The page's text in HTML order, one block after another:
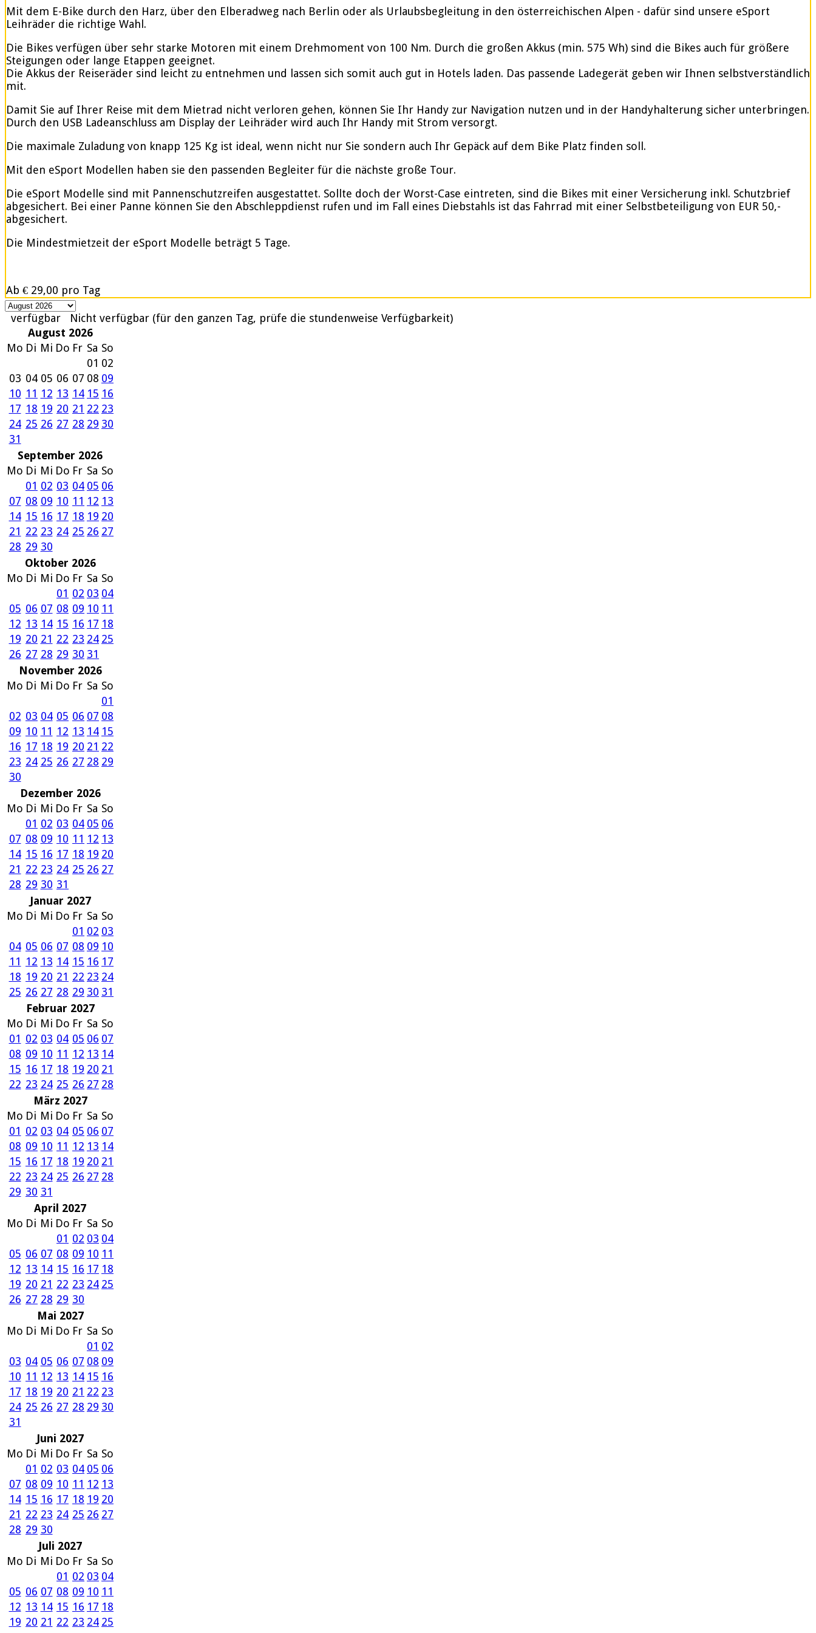
Mit dem E-Bike durch den Harz, über den Elberadweg nach Berlin oder als Urlaubsbegleitung in den österreichischen Alpen - dafür sind unsere eSport
Leihräder die richtige Wahl.
Die Bikes verfügen über sehr starke Motoren mit einem Drehmoment von 100 Nm. Durch die großen Akkus (min. 575 Wh) sind die Bikes auch für größere
Steigungen oder lange Etappen geeignet.
Die Akkus der Reiseräder sind leicht zu entnehmen und lassen sich somit auch gut in Hotels laden. Das passende Ladegerät geben wir Ihnen selbstverständlich
mit.
Damit Sie auf Ihrer Reise mit dem Mietrad nicht verloren gehen, können Sie Ihr Handy zur Navigation nutzen und in der Handyhalterung sicher unterbringen.
Durch den USB Ladeanschluss am Display der Leihräder wird auch Ihr Handy mit Strom versorgt.
Die maximale Zuladung von knapp 125 Kg ist ideal, wenn nicht nur Sie sondern auch Ihr Gepäck auf dem Bike Platz finden soll.
Mit den eSport Modellen haben sie den passenden Begleiter für die nächste große Tour.
Die eSport Modelle sind mit Pannenschutzreifen ausgestattet. Sollte doch der Worst-Case eintreten, sind die Bikes mit einer Versicherung inkl. Schutzbrief
abgesichert. Bei einer Panne können Sie den Abschleppdienst rufen und im Fall eines Diebstahls ist das Fahrrad mit einer Selbstbeteiligung von EUR 50,-
abgesichert.
Die Mindestmietzeit der eSport Modelle beträgt 5 Tage.
Ab € 29,00 pro Tag
verfügbar
Nicht verfügbar (für den ganzen Tag, prüfe die stundenweise Verfügbarkeit)
August 2026
Mo Di Mi Do Fr Sa So
01 02
03 04 05 06 07 08 09
10 11 12 13 14 15 16
17 18 19 20 21 22 23
24 25 26 27 28 29 30
31
September 2026
Mo Di Mi Do Fr Sa So
01 02 03 04 05 06
07 08 09 10 11 12 13
14 15 16 17 18 19 20
21 22 23 24 25 26 27
28 29 30
Oktober 2026
Mo Di Mi Do Fr Sa So
01 02 03 04
05 06 07 08 09 10 11
12 13 14 15 16 17 18
19 20 21 22 23 24 25
26 27 28 29 30 31
November 2026
Mo Di Mi Do Fr Sa So
01
02 03 04 05 06 07 08
09 10 11 12 13 14 15
16 17 18 19 20 21 22
23 24 25 26 27 28 29
30
Dezember 2026
Mo Di Mi Do Fr Sa So
01 02 03 04 05 06
07 08 09 10 11 12 13
14 15 16 17 18 19 20
21 22 23 24 25 26 27
28 29 30 31
Januar 2027
Mo Di Mi Do Fr Sa So
01 02 03
04 05 06 07 08 09 10
11 12 13 14 15 16 17
18 19 20 21 22 23 24
25 26 27 28 29 30 31
Februar 2027
Mo Di Mi Do Fr Sa So
01 02 03 04 05 06 07
08 09 10 11 12 13 14
15 16 17 18 19 20 21
22 23 24 25 26 27 28
März 2027
Mo Di Mi Do Fr Sa So
01 02 03 04 05 06 07
08 09 10 11 12 13 14
15 16 17 18 19 20 21
22 23 24 25 26 27 28
29 30 31
April 2027
Mo Di Mi Do Fr Sa So
01 02 03 04
05 06 07 08 09 10 11
12 13 14 15 16 17 18
19 20 21 22 23 24 25
26 27 28 29 30
Mai 2027
Mo Di Mi Do Fr Sa So
01 02
03 04 05 06 07 08 09
10 11 12 13 14 15 16
17 18 19 20 21 22 23
24 25 26 27 28 29 30
31
Juni 2027
Mo Di Mi Do Fr Sa So
01 02 03 04 05 06
07 08 09 10 11 12 13
14 15 16 17 18 19 20
21 22 23 24 25 26 27
28 29 30
Juli 2027
Mo Di Mi Do Fr Sa So
01 02 03 04
05 06 07 08 09 10 11
12 13 14 15 16 17 18
19 20 21 22 23 24 25